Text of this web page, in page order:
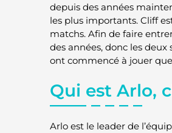
depuis des années
les plus importants. Cliff
matchs. Afin de faire
des années, donc les
ont commencé à jouer
Qui est Arlo,
Arlo est le leader de